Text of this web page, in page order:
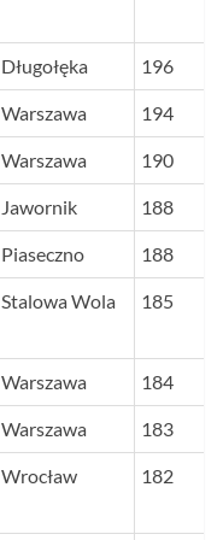
Długołęka 196
Warszawa 194
Warszawa 190
Jawornik 188
Piaseczno 188
Stalowa Wola 185
Warszawa 184
Warszawa 183
Wrocław 182